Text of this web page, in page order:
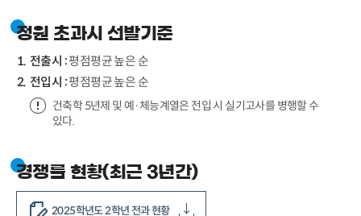
정원 초과시 선발기준
전출시 :평점평균 높은 순
전입시 :평점평균 높은 순
건축학 5년제 및 예·체능계열은 전입 시 실기고사를 병행할 수
있다.
경쟁률 현황(최근 3년간)
2025학년도 2학년 전과 현황